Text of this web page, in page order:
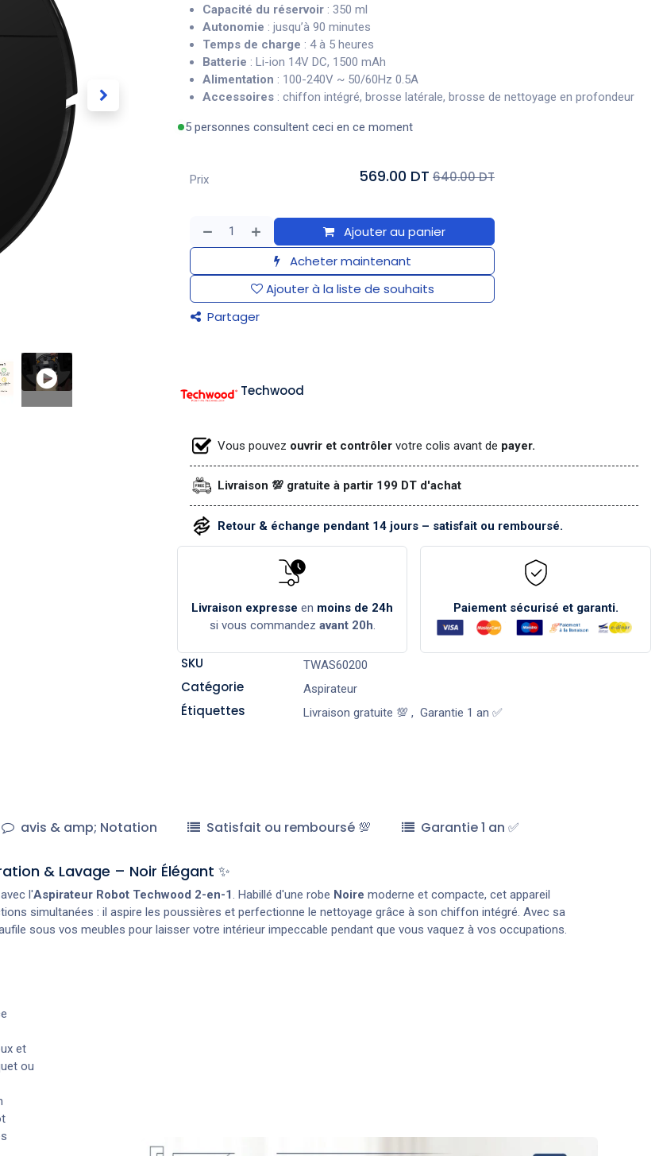
Capacité du réservoir : 350 ml
Autonomie : jusqu’à 90 minutes
Temps de charge : 4 à 5 heures
Batterie : Li-ion 14V DC, 1500 mAh
Alimentation : 100-240V ~ 50/60Hz 0.5A
Accessoires : chiffon intégré, brosse latérale, brosse de nettoyage en profondeur
5 personnes consultent ceci en ce moment
Ajouter au panier
Acheter maintenant
Ajouter à la liste de souhaits
Partager
Prix 569.00 DT 640.00 DT
Techwood
Vous pouvez ouvrir et contrôler votre colis avant de payer.
Livraison 💯 gratuite à partir 199 DT d'achat
Retour & échange pendant 14 jours – satisfait ou remboursé.
Livraison expresse en moins de 24h
si vous commandez avant 20h.
Paiement sécurisé et garanti.
SKU TWAS60200
Catégorie Aspirateur
Étiquettes Livraison gratuite 💯 , Garantie 1 an ✅
avis & amp; Notation Satisfait ou remboursé 💯 Garantie 1 an ✅
& Lavage – Noir Élégant ✨
l'Aspirateur Robot Techwood 2-en-1. Habillé d'une robe Noire moderne et compacte, cet appareil
simultanées : il aspire les poussières et perfectionne le nettoyage grâce à son chiffon intégré. Avec sa
sous vos meubles pour laisser votre intérieur impeccable pendant que vous vaquez à vos occupations.
et
ou